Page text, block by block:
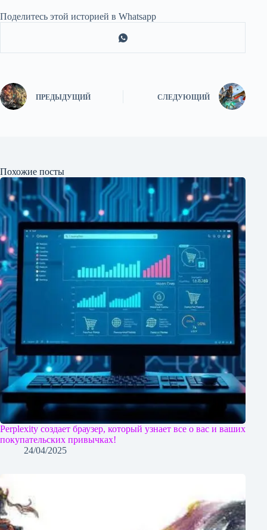
Поделитесь этой историей в Whatsapp
ПРЕДЫДУЩИЙ СЛЕДУЮЩИЙ
Похожие посты
Perplexity создает браузер, который узнает все о вас и ваших
покупательских привычках!
24/04/2025